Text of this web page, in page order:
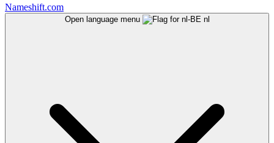
Nameshift.com
Open language menu nl